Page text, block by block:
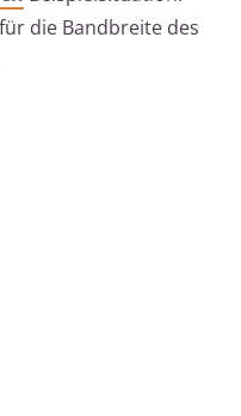
die Bandbreite des